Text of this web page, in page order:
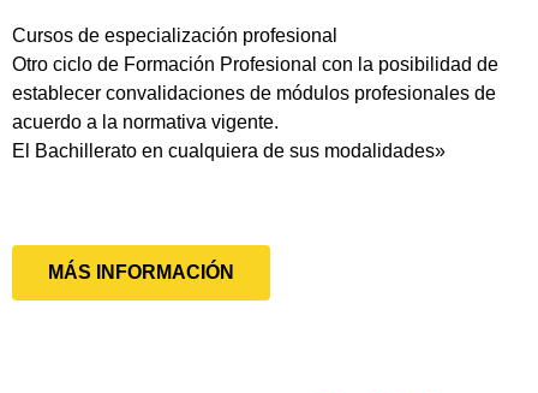
Cursos de especialización profesional
Otro ciclo de Formación Profesional con la posibilidad de
establecer convalidaciones de módulos profesionales de
acuerdo a la normativa vigente.
El Bachillerato en cualquiera de sus modalidades»
MÁS INFORMACIÓN